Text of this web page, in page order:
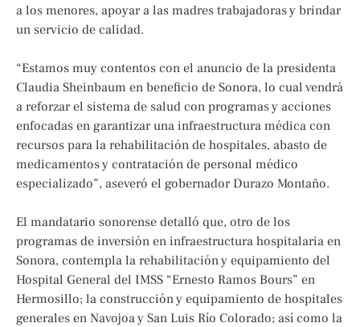
a los menores, apoyar a las madres trabajadoras y brindar
un servicio de calidad.
“Estamos muy contentos con el anuncio de la presidenta
Claudia Sheinbaum en beneficio de Sonora, lo cual vendrá
a reforzar el sistema de salud con programas y acciones
enfocadas en garantizar una infraestructura médica con
recursos para la rehabilitación de hospitales, abasto de
medicamentos y contratación de personal médico
especializado”, aseveró el gobernador Durazo Montaño.
El mandatario sonorense detalló que, otro de los
programas de inversión en infraestructura hospitalaria en
Sonora, contempla la rehabilitación y equipamiento del
Hospital General del IMSS “Ernesto Ramos Bours” en
Hermosillo; la construcción y equipamiento de hospitales
generales en Navojoa y San Luis Río Colorado; así como la